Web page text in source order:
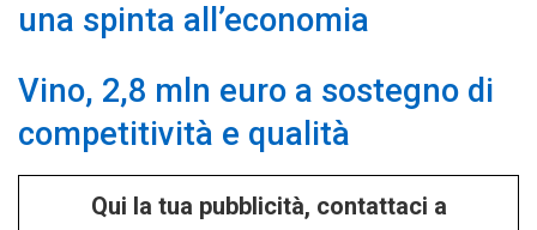
una spinta all’economia
Vino, 2,8 mln euro a sostegno di
competitività e qualità
Qui la tua pubblicità, contattaci a